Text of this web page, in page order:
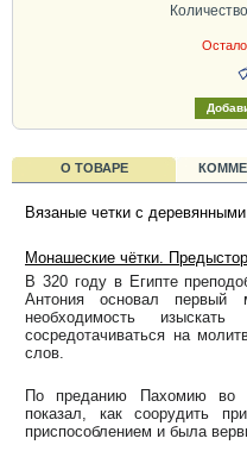
О ТОВАРЕ
Вязаные четки с
Монашеские чётки.
В 320 году в Египте
Антония основал первый
необходимость
сосредотачиваться на
слов.
По преданию Пахомию во
показал, как соорудить
приспособлением и была